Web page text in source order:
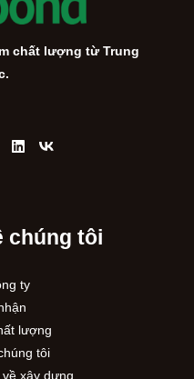
chất lượng từ Trung
chúng tôi
ty
lượng
tôi
xây dựng